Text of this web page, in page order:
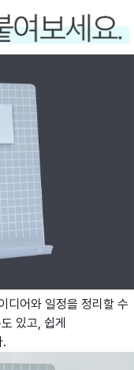
디어와 일정을 정리할 수
있고, 쉽게
.